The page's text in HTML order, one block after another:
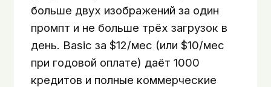
больше двух изображений за один
промпт и не больше трёх загрузок в
день. Basic за $12/мес (или $10/мес
при годовой оплате) даёт 1000
кредитов и полные коммерческие